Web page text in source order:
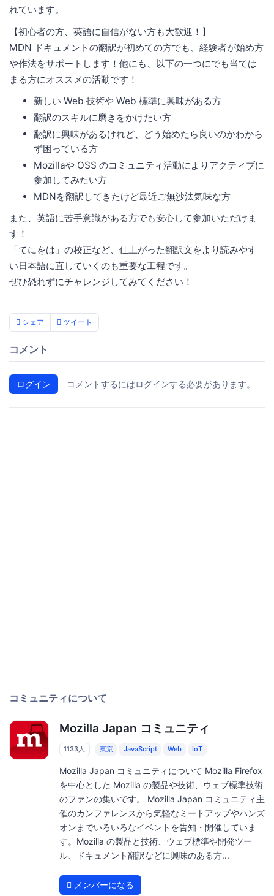
れています。
【初心者の方、英語に自信がない方も大歓迎！】
MDN ドキュメントの翻訳が初めての方でも、経験者が始め方
や作法をサポートします！他にも、以下の一つにでも当ては
まる方にオススメの活動です！
新しい Web 技術や Web 標準に興味がある方
翻訳のスキルに磨きをかけたい方
翻訳に興味があるけれど、どう始めたら良いのかわから
ず困っている方
Mozillaや OSS のコミュニティ活動によりアクティブに
参加してみたい方
MDNを翻訳してきたけど最近ご無沙汰気味な方
また、英語に苦手意識がある方でも安心して参加いただけま
す！
「てにをは」の校正など、仕上がった翻訳文をより読みやす
い日本語に直していくのも重要な工程です。
ぜひ恐れずにチャレンジしてみてください！
シェア ツイート
コメント
ログイン コメントするにはログインする必要があります。
コミュニティについて
Mozilla Japan コミュニティ
1133人 東京 JavaScript Web IoT
Mozilla Japan コミュニティについて Mozilla Firefox
を中心とした Mozilla の製品や技術、ウェブ標準技術
のファンの集いです。 Mozilla Japan コミュニティ主
催のカンファレンスから気軽なミートアップやハンズ
オンまでいろいろなイベントを告知・開催していま
す。Mozilla の製品と技術、ウェブ標準や開発ツー
ル、ドキュメント翻訳などに興味のある方...
メンバーになる